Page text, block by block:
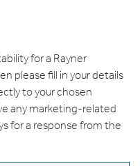
for a Rayner
please fill in your details
to your chosen
any marketing-related
for a response from the